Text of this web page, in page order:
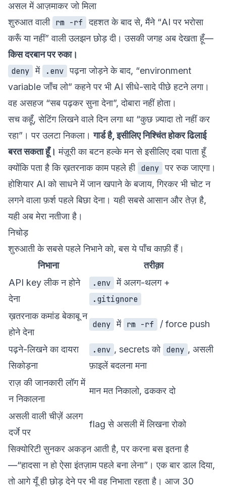
असल में आज़माकर जो मिला
शुरुआत वाली rm -rf दहशत के बाद से, मैंने “AI पर भरोसा
करूँ या नहीं” वाली उलझन छोड़ दी। उसकी जगह अब देखता हूँ—
किस दरबान पर रुका।
deny में .env पढ़ना जोड़ने के बाद, “environment
variable जाँच लो” कहने पर भी AI सीधे-सादे पीछे हटने लगा।
वह असहज “सब पढ़कर सुना देना”, दोबारा नहीं होता।
सच कहूँ, सेटिंग लिखने वाले दिन लगा था “कुछ ज़्यादा तो नहीं कर
रहा”। पर उलटा निकला।गार्ड है, इसीलिए निश्चिंत होकर ढिलाई
बरत सकता हूँ। मंज़ूरी का बटन हल्के मन से इसीलिए दबा पाता हूँ
क्योंकि पता है कि ख़तरनाक काम पहले ही deny पर रुक जाएगा।
होशियार AI को साधने में जान खपाने के बजाय, गिरकर भी चोट न
लगने वाला फ़र्श पहले बिछा देना। यही सबसे आसान और तेज़ है,
यही अब मेरा नतीजा है।
निचोड़
शुरुआती के सबसे पहले निभाने को, बस ये पाँच काफ़ी हैं।
निभाना
तरीक़ा
API key लीक न होने
देना
.env में अलग-थलग +
.gitignore
ख़तरनाक कमांड बेकाबू न
होने देना
deny में rm -rf / force push
पढ़ने-लिखने का दायरा
सिकोड़ना
.env , secrets को deny , असली
फ़ाइलें बदलना मना
राज़ की जानकारी लॉग में
न निकालना
मान मत निकालो, ढककर दो
असली वाली चीज़ें अलग
दर्जे पर
flag से असली में लिखना रोको
सिक्योरिटी सुनकर अकड़न आती है, पर करना बस इतना है
—“हादसा न हो ऐसा इंतज़ाम पहले बना लेना”। एक बार डाल दिया,
तो आगे यूँ ही छोड़ देने पर भी वह निभाता रहता है। आज 30